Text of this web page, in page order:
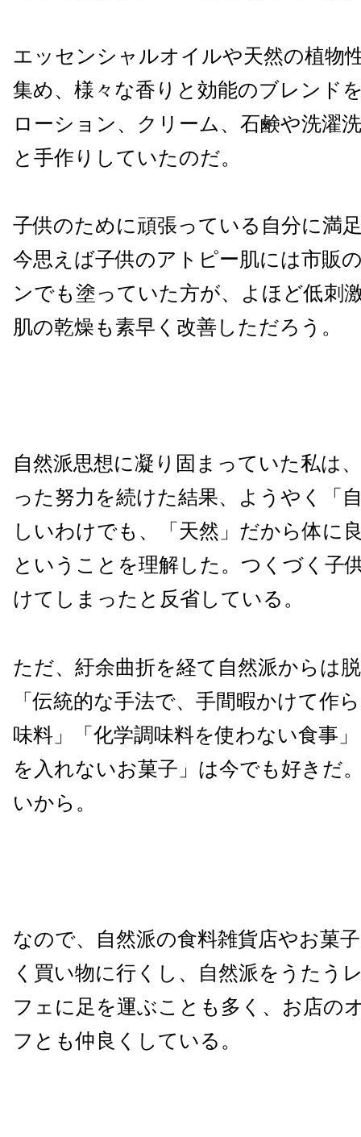
エッセンシャルオイルや天然の植物
集め、様々な香りと効能のブレンド
ローション、クリーム、石鹸や洗濯
と手作りしていたのだ。
子供のために頑張っている自分に満
今思えば子供のアトピー肌には市販
ンでも塗っていた方が、よほど低刺
肌の乾燥も素早く改善しただろう。
自然派思想に凝り固まっていた私は
った努力を続けた結果、ようやく「
しいわけでも、「天然」だから体に
ということを理解した。つくづく子
けてしまったと反省している。
ただ、紆余曲折を経て自然派からは
「伝統的な手法で、手間暇かけて作
味料」「化学調味料を使わない食事
を入れないお菓子」は今でも好きだ
いから。
なので、自然派の食料雑貨店やお菓
く買い物に行くし、自然派をうたう
フェに足を運ぶことも多く、お店の
フとも仲良くしている。